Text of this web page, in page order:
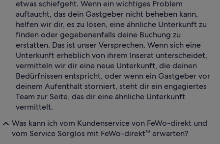
etwas schiefgeht. Wenn ein wichtiges Problem
auftaucht, das dein Gastgeber nicht beheben kann,
helfen wir dir, es zu lösen, eine ähnliche Unterkunft zu
finden oder gegebenenfalls deine Buchung zu
erstatten. Das ist unser Versprechen. Wenn sich eine
Unterkunft erheblich von ihrem Inserat unterscheidet,
vermitteln wir dir eine neue Unterkunft, die deinen
Bedürfnissen entspricht, oder wenn ein Gastgeber vor
deinem Aufenthalt storniert, steht dir ein engagiertes
Team zur Seite, das dir eine ähnliche Unterkunft
vermittelt.
Was kann ich vom Kundenservice von FeWo-direkt und
vom Service Sorglos mit FeWo-direkt™ erwarten?